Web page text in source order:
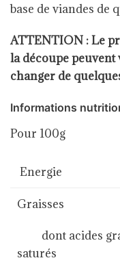
base de viandes de
ATTENTION : Le
la découpe peuvent
changer de
Informations
Pour 100g
Energie
Graisses
dont acides
saturés